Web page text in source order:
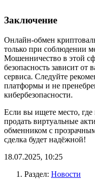
Заключение
Онлайн-обмен
только при соблюдении
Мошенничество в этой
безопасность зависит
сервиса. Следуйте
платформы и не
кибербезопасности.
Если вы ищете место,
продать виртуальные
обменником с
сделка будет надёжной!
18.07.2025, 10:25
Раздел: Новости